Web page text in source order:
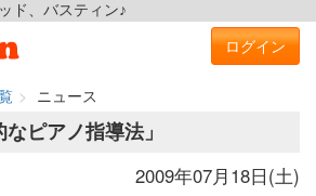
ド、バスティン♪
ログイン
ニュース
ピアノ指導法」
2009年07月18日(土)